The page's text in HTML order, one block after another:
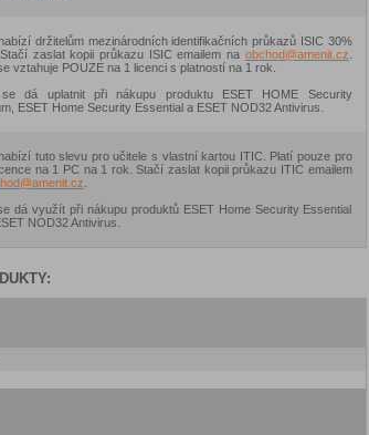
držitelům mezinárodních identifikačních průkazů ISIC 30%
zaslat kopii průkazu ISIC emailem na obchod@amenit.cz
vztahuje POUZE na 1 licenci s platností na 1 rok.
se dá uplatnit při nákupu produktu ESET HOME Security
ESET Home Security Essential a ESET NOD32 Antivirus.
tuto slevu pro učitele s vlastní kartou ITIC. Platí pouze pro
na 1 PC na 1 rok. Stačí zaslat kopii průkazu ITIC emailem
dá využít při nákupu produktů ESET Home Security Essential
NOD32 Antivirus.